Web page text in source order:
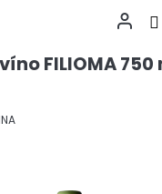
FILIOMA 750